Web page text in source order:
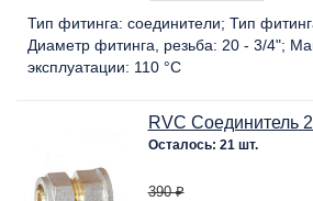
Тип фитинга: соединители Тип
Диаметр фитинга, резьба: 20 - 3/4"
эксплуатации: 110 °C
RVC Соединитель
Осталось: 21 шт.
390 ₽